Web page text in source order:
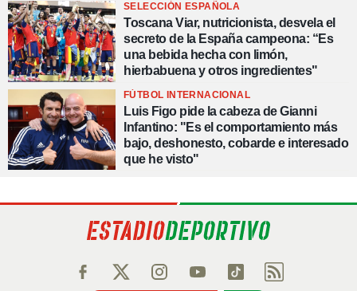
SELECCIÓN ESPAÑOLA
Toscana Viar, nutricionista, desvela el
secreto de la España campeona: “Es
una bebida hecha con limón,
hierbabuena y otros ingredientes"
FÚTBOL INTERNACIONAL
Luis Figo pide la cabeza de Gianni
Infantino: "Es el comportamiento más
bajo, deshonesto, cobarde e interesado
que he visto"